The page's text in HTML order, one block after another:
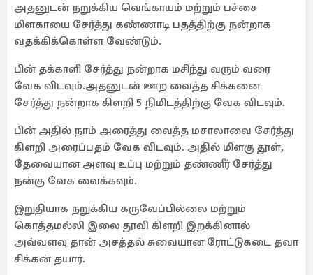
அதனுடன் நறுக்கிய வெங்காயம் மற்றும் பச்சை
மிளகாயை சேர்த்து கண்ணாடி பதத்திற்கு நன்றாக
வதக்கிக்கொள்ள வேண்டும்.
பின் தக்காளி சேர்த்து நன்றாக மசிந்து வரும் வரை
வேக விடவும்.அதனுடன் ஊற வைத்த சிக்கனை
சேர்த்து நன்றாக கிளறி 5 நிமிடத்திற்கு வேக விடவும்.
பின் அதில் நாம் அரைத்து வைத்த மசாலாவை சேர்த்து
கிளறி அரைப்பதம் வேக விடவும். அதில் மிளகு தூள்,
தேவையான அளவு உப்பு மற்றும் தண்ணீர் சேர்த்து
நன்கு வேக வைக்கவும்.
இறுதியாக நறுக்கிய கருவேப்பில்லை மற்றும்
கொத்தமல்லி இலை தூவி கிளறி இறக்கினால்
அவ்வளவு தான் அசத்தல் சுவையான ரோட்டுகடை தவா
சிக்கன் தயார்.